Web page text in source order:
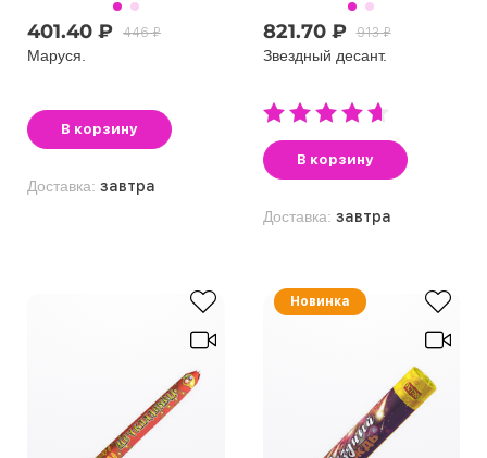
401.40 ₽ 446 ₽
Маруся.
В корзину
Доставка: завтра
821.70 ₽ 913 ₽
Звездный десант.
В корзину
Доставка: завтра
Новинка